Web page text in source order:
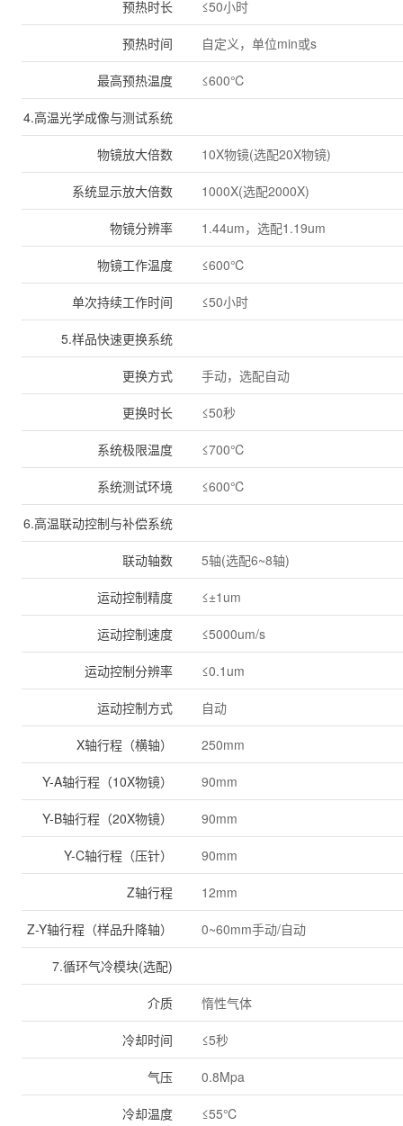
预热时长 ≤50小时
预热时间 自定义，单位min或s
最高预热温度 ≤600℃
4.高温光学成像与测试系统
物镜放大倍数 10X物镜(选配20X物镜)
系统显示放大倍数 1000X(选配2000X)
物镜分辨率 1.44um，选配1.19um
物镜工作温度 ≤600℃
单次持续工作时间 ≤50小时
5.样品快速更换系统
更换方式 手动，选配自动
更换时长 ≤50秒
系统极限温度 ≤700℃
系统测试环境 ≤600℃
6.高温联动控制与补偿系统
联动轴数 5轴(选配6~8轴)
运动控制精度 ≤±1um
运动控制速度 ≤5000um/s
运动控制分辨率 ≤0.1um
运动控制方式 自动
X轴行程（横轴） 250mm
Y-A轴行程（10X物镜） 90mm
Y-B轴行程（20X物镜） 90mm
Y-C轴行程（压针） 90mm
Z轴行程 12mm
Z-Y轴行程（样品升降轴） 0~60mm手动/自动
7.循环气冷模块(选配)
介质 惰性气体
冷却时间 ≤5秒
气压 0.8Mpa
冷却温度 ≤55℃